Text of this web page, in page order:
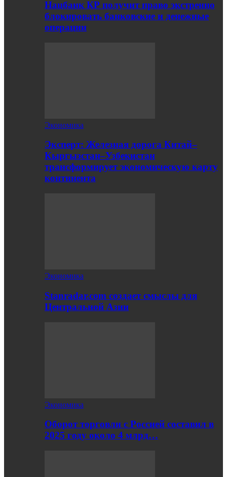
Нацбанк КР получит право экстренно
блокировать банковские и денежные
операции
Экономика
Эксперт: Железная дорога Китай–
Кыргызстан–Узбекистан
трансформирует экономическую карту
континента
Экономика
Stanradar.com создает смыслы для
Центральной Азии
Экономика
Оборот торговли с Россией составил в
2025 году около 4 млрд…